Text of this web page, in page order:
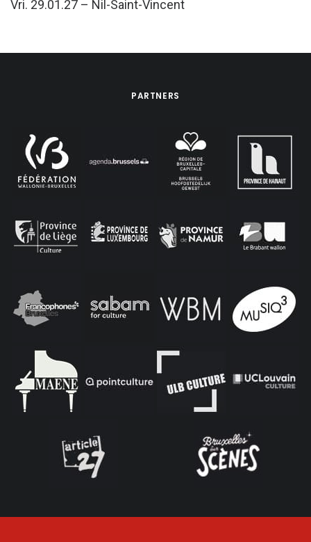
Vri. 29.01.27 – Nil-Saint-Vincent
PARTNERS